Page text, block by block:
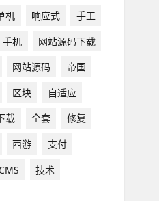
机 响应式
手工
手机
网站源码下载
网站源码
帝国
区块
自适应
载 全套
修复
西游
支付
CMS
技术